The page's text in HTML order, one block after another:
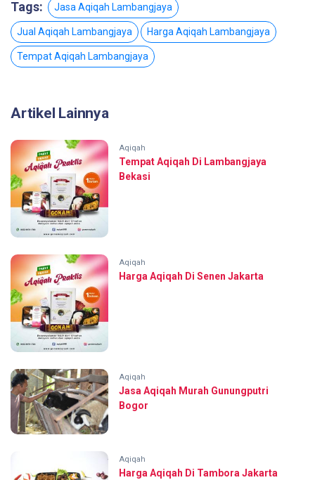
Tags: Jasa Aqiqah Lambangjaya
Jual Aqiqah Lambangjaya Harga Aqiqah Lambangjaya
Tempat Aqiqah Lambangjaya
Artikel Lainnya
Aqiqah
Tempat Aqiqah Di Lambangjaya
Bekasi
Aqiqah
Harga Aqiqah Di Senen Jakarta
Aqiqah
Jasa Aqiqah Murah Gunungputri
Bogor
Aqiqah
Harga Aqiqah Di Tambora Jakarta